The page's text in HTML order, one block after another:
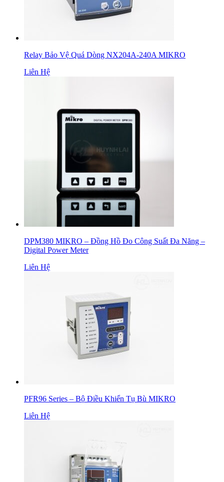
Relay Bảo Vệ Quá Dòng NX204A-240A MIKRO
Liên Hệ
DPM380 MIKRO – Đồng Hồ Đo Công Suất Đa Năng –
Digital Power Meter
Liên Hệ
PFR96 Series – Bộ Điều Khiển Tụ Bù MIKRO
Liên Hệ